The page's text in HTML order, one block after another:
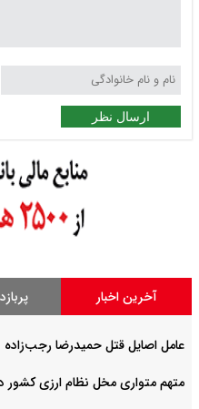
ارسال نظر
آخرین اخبار
عامل اصایل قتل حمیدرضا
متهم متواری مخل نظام ارزی کشور